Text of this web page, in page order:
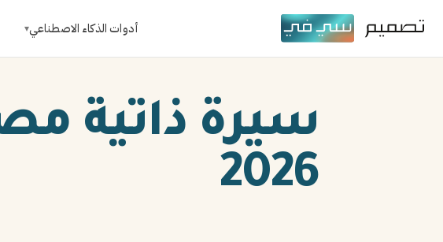
أدوات الذكاء الاصطناعي▾
سيرة ذاتية
2026